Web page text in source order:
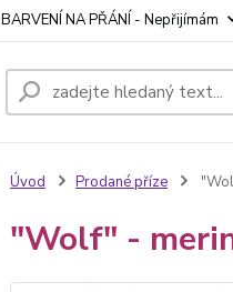
BARVENÍ NA PŘÁNÍ - Nepřijímám
Úvod Prodané příze
"Wolf" -